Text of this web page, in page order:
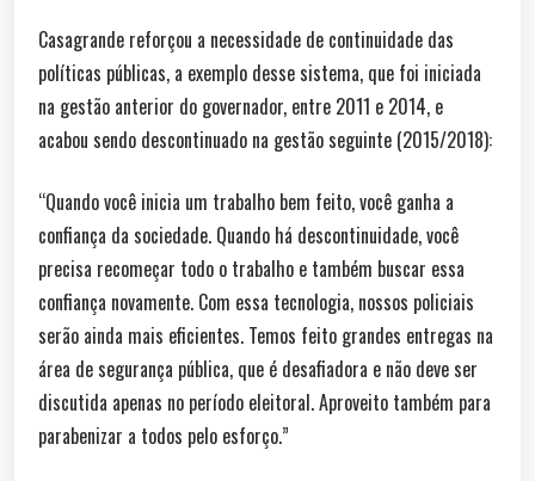
Casagrande reforçou a necessidade de continuidade das
políticas públicas, a exemplo desse sistema, que foi iniciada
na gestão anterior do governador, entre 2011 e 2014, e
acabou sendo descontinuado na gestão seguinte (2015/2018):
“Quando você inicia um trabalho bem feito, você ganha a
confiança da sociedade. Quando há descontinuidade, você
precisa recomeçar todo o trabalho e também buscar essa
confiança novamente. Com essa tecnologia, nossos policiais
serão ainda mais eficientes. Temos feito grandes entregas na
área de segurança pública, que é desafiadora e não deve ser
discutida apenas no período eleitoral. Aproveito também para
parabenizar a todos pelo esforço.”